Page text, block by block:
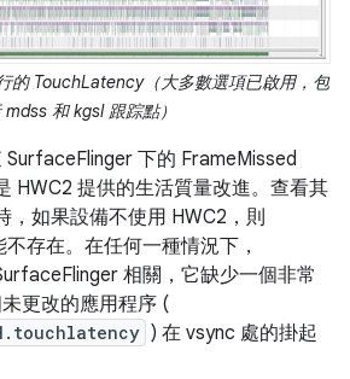
的 TouchLatency（大多數選項已啟用，包
mdss 和 kgsl 跟踪點）
下的 FrameMissed
HWC2 提供的生活質量改進。查看其
，如果設備不使用 HWC2，則
存在。在任何一種情況下，
相關，它缺少一個非常
更改的應用程序 (
) 在 vsync 處的掛起